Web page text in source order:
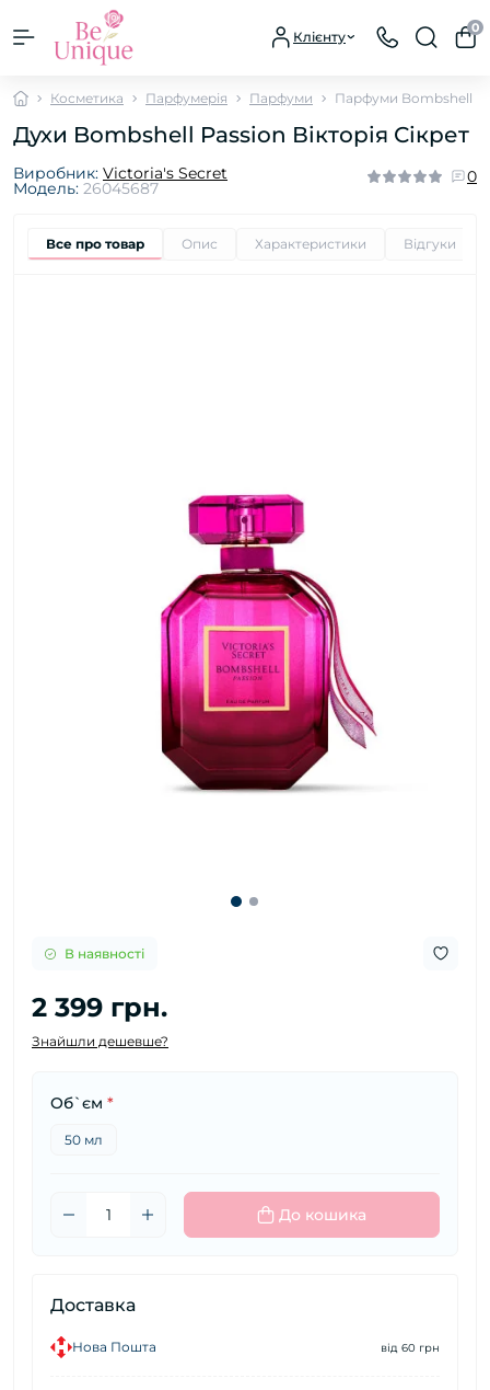
Клієнту
0
Косметика Парфумерія Парфуми Парфуми Bombshell
Духи Bombshell Passion Вікторія Сікрет
Виробник: Victoria's Secret
Модель: 26045687
0
Все про товар Опис Характеристики Відгуки
В наявності
2 399 грн.
Знайшли дешевше?
Об`єм *
50 мл
До кошика
Доставка
Нова Пошта від 60 грн